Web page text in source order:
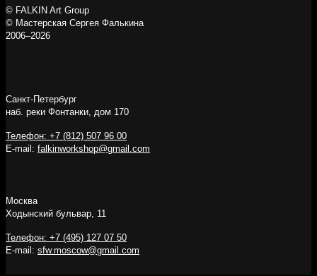
© FALKIN Art Group
© Мастерская Сергея Фалькина
2006–2026
Санкт-Петербург
наб. реки Фонтанки, дом 170
Телефон: +7 (812) 507 96 00
E-mail: falkinworkshop@gmail.com
Москва
Ходынский бульвар, 11
Телефон: +7 (495) 127 07 50
E-mail: sfw.moscow@gmail.com